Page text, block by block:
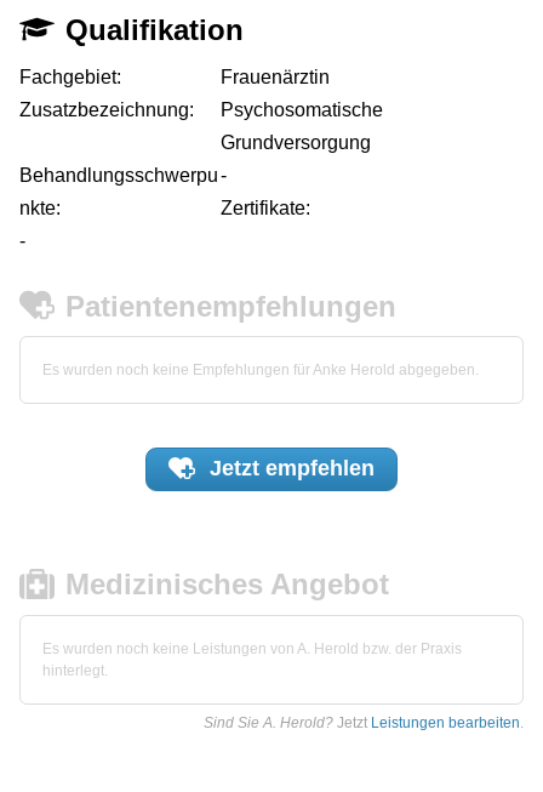
Qualifikation
Fachgebiet:
Frauenärztin
Zusatzbezeichnung:
Psychosomatische
Grundversorgung
Behandlungsschwerpu
nkte:
-
Zertifikate:
-
Patientenempfehlungen
Es wurden noch keine Empfehlungen für Anke Herold abgegeben.
Jetzt empfehlen
Medizinisches Angebot
Es wurden noch keine Leistungen von A. Herold bzw. der Praxis
hinterlegt.
Sind Sie A. Herold? Jetzt Leistungen bearbeiten.